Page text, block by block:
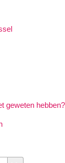
geweten hebben?